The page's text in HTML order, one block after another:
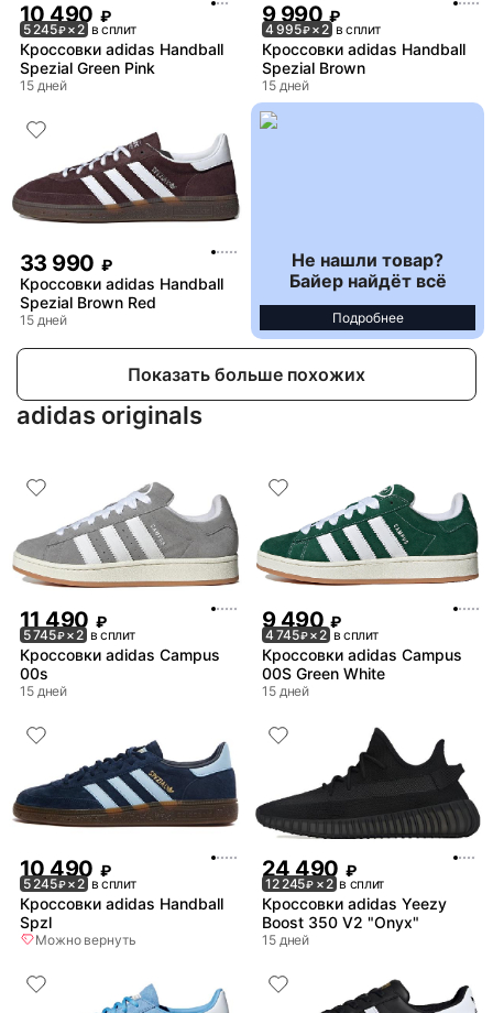
10 490 ₽
5 245₽× 2 в сплит
Кроссовки adidas Handball
Spezial Green Pink
15 дней
9 990 ₽
4 995₽× 2 в сплит
Кроссовки adidas Handball
Spezial Brown
15 дней
33 990 ₽
Кроссовки adidas Handball
Spezial Brown Red
15 дней
Не нашли товар?
Байер найдёт всё
Подробнее
Показать больше похожих
adidas originals
11 490 ₽
5 745₽× 2 в сплит
Кроссовки adidas Campus
00s
15 дней
9 490 ₽
4 745₽× 2 в сплит
Кроссовки adidas Campus
00S Green White
15 дней
10 490 ₽
5 245₽× 2 в сплит
Кроссовки adidas Handball
Spzl
Можно вернуть
24 490 ₽
12 245₽ × 2 в сплит
Кроссовки adidas Yeezy
Boost 350 V2 "Onyx"
15 дней